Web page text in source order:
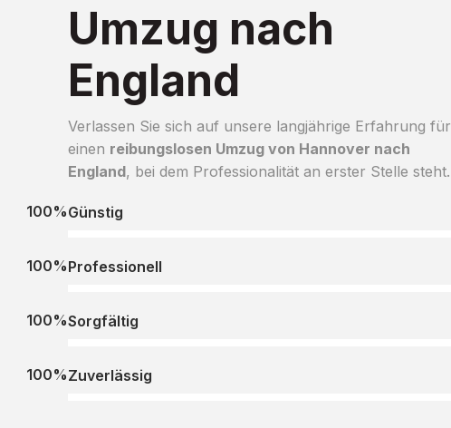
Umzug nach
England
Verlassen Sie sich auf unsere langjährige Erfahrung für
einen reibungslosen Umzug von Hannover nach
England, bei dem Professionalität an erster Stelle steht.
Günstig
100%
Professionell
100%
Sorgfältig
100%
Zuverlässig
100%